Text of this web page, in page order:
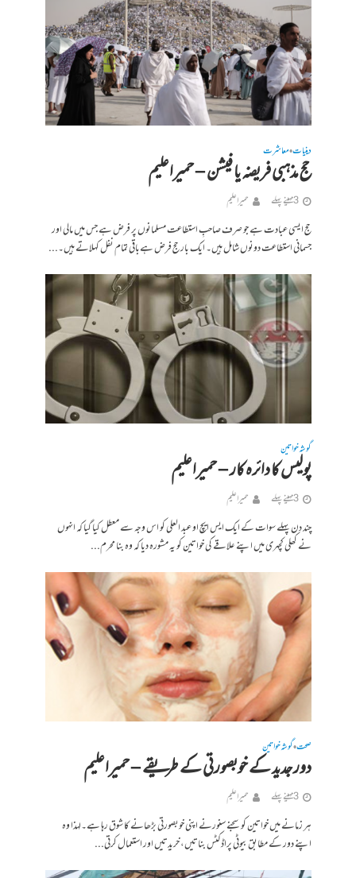
دینیات•معاشرت
حج مذہبی فریضہ یا فیشن – حمیراعلیم
3 مہینے پہلے حمیرا علیم
حج ایسی عبادت ہے جو صرف صاحبِ استطاعت مسلمانوں پر فرض ہے جس میں مالی اور
جسمانی استطاعت دونوں شامل ہیں۔ ایک بار حج فرض ہےباقی تمام نفل کہلاتے ہیں۔...
گوشہ خواتین
پولیس کا دائرہ کار – حمیراعلیم
3 مہینے پہلے حمیرا علیم
چند دن پہلے سوات کے ایک ایس ایچ او عبد العلی کو اس وجہ سے معطل کیا گیا کہ انہوں
نے کھلی کچہری میں اپنے علاقے کی خواتین کو یہ مشورہ دیا کہ وہ بنا محرم...
صحت•گوشہ خواتین
دور جدید کے خوبصورتی کے طریقے – حمیراعلیم
3 مہینے پہلے حمیرا علیم
ہر زمانے میں خواتین کو سجنے سنورنے اپنی خوبصورتی بڑھانے کا شوق رہا ہے۔لہذا وہ
اپنے دور کے مطابق بیوٹی پراڈکٹس بناتیں، خریدتیں اور استعمال کرتی...